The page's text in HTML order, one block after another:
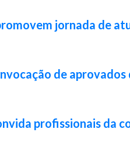
jornada de
de
profissionais da